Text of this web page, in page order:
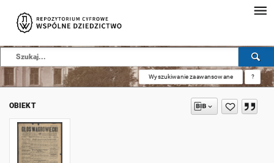
Wyszukiwanie zaawansowane ?
OBIEKT